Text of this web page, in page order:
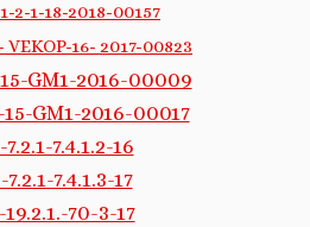
2-1-18-2018-00157
VEKOP-16- 2017-00823
GM1-2016-00009
15-GM1-2016-00017
7.4.1.2-16
7.4.1.3-17
70-3-17